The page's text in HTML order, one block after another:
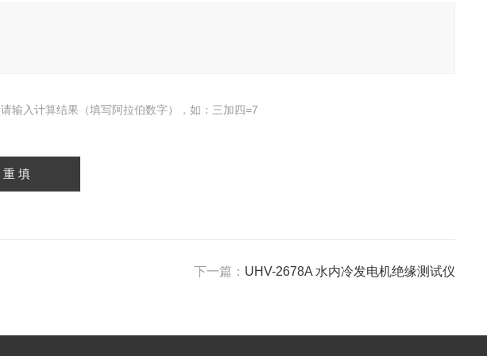
请输入计算结果（填写阿拉伯数字），如：三加四=7
下一篇： UHV-2678A 水内冷发电机绝缘测试仪